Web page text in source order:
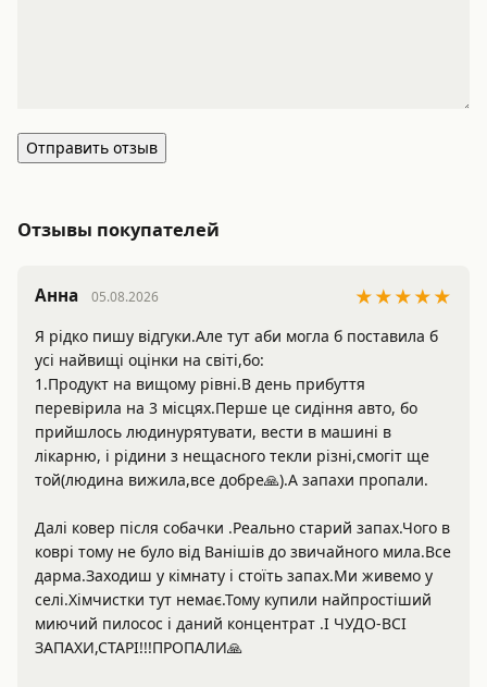
Отправить отзыв
Отзывы покупателей
Анна 05.08.2026 ★★★★★
Я рідко пишу відгуки.Але тут аби могла б поставила б
усі найвищі оцінки на світі,бо:
1.Продукт на вищому рівні.В день прибуття
перевірила на 3 місцях.Перше це сидіння авто, бо
прийшлось людинурятувати, вести в машині в
лікарню, і рідини з нещасного текли різні,смогіт ще
той(людина вижила,все добре🙏).А запахи пропали.
Далі ковер після собачки .Реально старий запах.Чого в
коврі тому не було від Ванішів до звичайного мила.Все
дарма.Заходиш у кімнату і стоїть запах.Ми живемо у
селі.Хімчистки тут немає.Тому купили найпростіший
миючий пилосос і даний концентрат .І ЧУДО-ВСІ
ЗАПАХИ,СТАРІ!!!ПРОПАЛИ🙏